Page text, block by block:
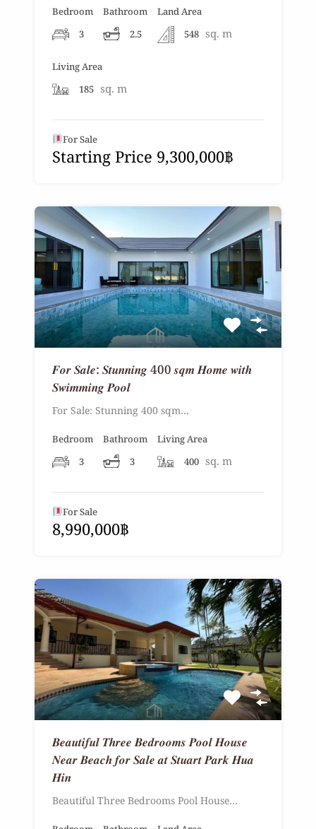
Bedroom
3
Bathroom
2.5
Land Area
548 sq. m
Living Area
185 sq. m
For Sale
Starting Price 9,300,000฿
𝑭𝒐𝒓 𝑺𝒂𝒍𝒆: 𝑺𝒕𝒖𝒏𝒏𝒊𝒏𝒈 400 𝒔𝒒𝒎 𝑯𝒐𝒎𝒆 𝒘𝒊𝒕𝒉
𝑺𝒘𝒊𝒎𝒎𝒊𝒏𝒈 𝑷𝒐𝒐𝒍
For Sale: Stunning 400 sqm…
Bedroom
3
Bathroom
3
Living Area
400 sq. m
For Sale
8,990,000฿
𝑩𝒆𝒂𝒖𝒕𝒊𝒇𝒖𝒍 𝑻𝒉𝒓𝒆𝒆 𝑩𝒆𝒅𝒓𝒐𝒐𝒎𝒔 𝑷𝒐𝒐𝒍 𝑯𝒐𝒖𝒔𝒆
𝑵𝒆𝒂𝒓 𝑩𝒆𝒂𝒄𝒉 𝒇𝒐𝒓 𝑺𝒂𝒍𝒆 𝒂𝒕 𝑺𝒕𝒖𝒂𝒓𝒕 𝑷𝒂𝒓𝒌 𝑯𝒖𝒂
𝑯𝒊𝒏
Beautiful Three Bedrooms Pool House…